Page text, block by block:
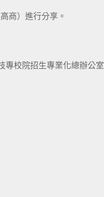
商）進行分享。
專校院招生專業化總辦公室